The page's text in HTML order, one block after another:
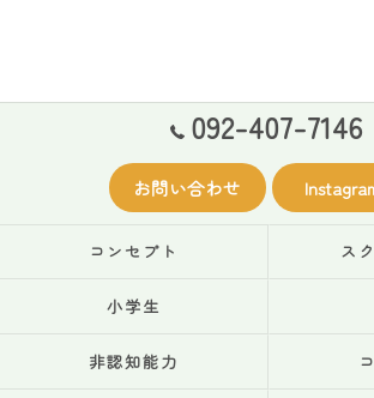
092-407-7146
お問い合わせ
コンセプト ス
小学生
非認知能力